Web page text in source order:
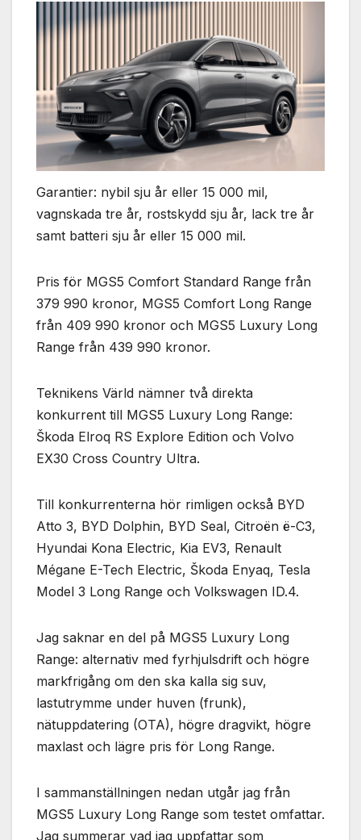
Garantier: nybil sju år eller 15 000 mil,
vagnskada tre år, rostskydd sju år, lack tre år
samt batteri sju år eller 15 000 mil.
Pris för MGS5 Comfort Standard Range från
379 990 kronor, MGS5 Comfort Long Range
från 409 990 kronor och MGS5 Luxury Long
Range från 439 990 kronor.
Teknikens Värld nämner två direkta
konkurrent till MGS5 Luxury Long Range:
Škoda Elroq RS Explore Edition och Volvo
EX30 Cross Country Ultra.
Till konkurrenterna hör rimligen också BYD
Atto 3, BYD Dolphin, BYD Seal, Citroën ë-C3,
Hyundai Kona Electric, Kia EV3, Renault
Mégane E-Tech Electric, Škoda Enyaq, Tesla
Model 3 Long Range och Volkswagen ID.4.
Jag saknar en del på MGS5 Luxury Long
Range: alternativ med fyrhjulsdrift och högre
markfrigång om den ska kalla sig suv,
lastutrymme under huven (frunk),
nätuppdatering (OTA), högre dragvikt, högre
maxlast och lägre pris för Long Range.
I sammanställningen nedan utgår jag från
MGS5 Luxury Long Range som testet omfattar.
Jag summerar vad jag uppfattar som